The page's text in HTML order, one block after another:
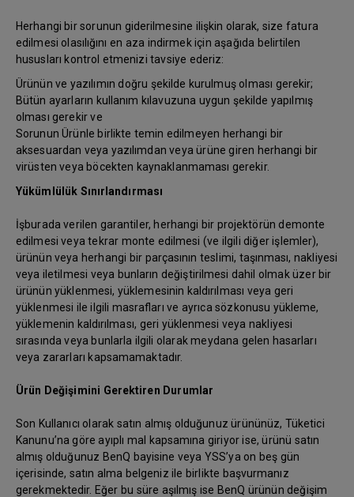
Herhangi bir sorunun giderilmesine ilişkin olarak, size fatura
edilmesi olasılığını en aza indirmek için aşağıda belirtilen
hususları kontrol etmenizi tavsiye ederiz:
Ürünün ve yazılımın doğru şekilde kurulmuş olması gerekir;
Bütün ayarların kullanım kılavuzuna uygun şekilde yapılmış
olması gerekir ve
Sorunun Ürünle birlikte temin edilmeyen herhangi bir
aksesuardan veya yazılımdan veya ürüne giren herhangi bir
virüsten veya böcekten kaynaklanmaması gerekir.
Yükümlülük Sınırlandırması
İşburada verilen garantiler, herhangi bir projektörün demonte
edilmesi veya tekrar monte edilmesi (ve ilgili diğer işlemler),
ürünün veya herhangi bir parçasının teslimi, taşınması, nakliyesi
veya iletilmesi veya bunların değiştirilmesi dahil olmak üzer bir
ürünün yüklenmesi, yüklemesinin kaldırılması veya geri
yüklenmesi ile ilgili masrafları ve ayrıca sözkonusu yükleme,
yüklemenin kaldırılması, geri yüklenmesi veya nakliyesi
sırasında veya bunlarla ilgili olarak meydana gelen hasarları
veya zararları kapsamamaktadır.
Ürün Değişimini Gerektiren Durumlar
Son Kullanıcı olarak satın almış olduğunuz ürününüz, Tüketici
Kanunu’na göre ayıplı mal kapsamına giriyor ise, ürünü satın
almış olduğunuz BenQ bayisine veya YSS’ya on beş gün
içerisinde, satın alma belgeniz ile birlikte başvurmanız
gerekmektedir. Eğer bu süre aşılmış ise BenQ ürünün değişim